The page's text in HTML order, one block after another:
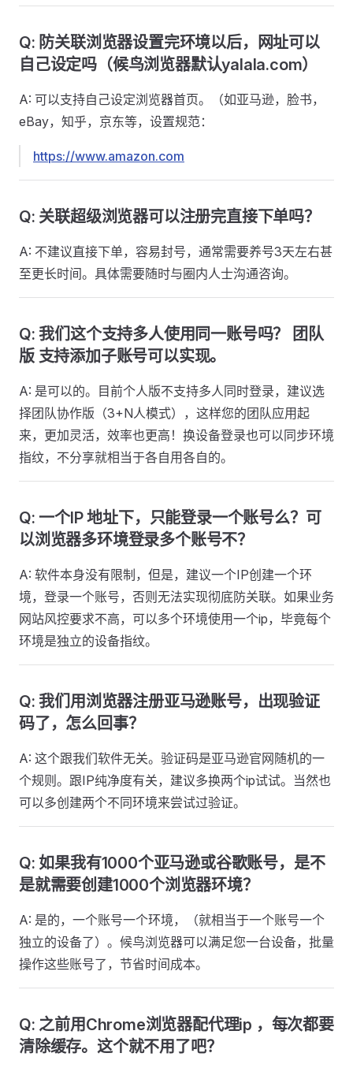
Q: 防关联浏览器设置完环境以后，网址可以
自己设定吗（候鸟浏览器默认yalala.com）
A: 可以支持自己设定浏览器首页。（如亚马逊，脸书，
eBay，知乎，京东等，设置规范：
https://www.amazon.com
Q: 关联超级浏览器可以注册完直接下单吗？
A: 不建议直接下单，容易封号，通常需要养号3天左右甚
至更长时间。具体需要随时与圈内人士沟通咨询。
Q: 我们这个支持多人使用同一账号吗？ 团队
版 支持添加子账号可以实现。
A: 是可以的。目前个人版不支持多人同时登录，建议选
择团队协作版（3+N人模式），这样您的团队应用起
来，更加灵活，效率也更高！换设备登录也可以同步环境
指纹，不分享就相当于各自用各自的。
Q: 一个IP 地址下，只能登录一个账号么？可
以浏览器多环境登录多个账号不？
A: 软件本身没有限制，但是，建议一个IP创建一个环
境，登录一个账号，否则无法实现彻底防关联。如果业务
网站风控要求不高，可以多个环境使用一个ip，毕竟每个
环境是独立的设备指纹。
Q: 我们用浏览器注册亚马逊账号，出现验证
码了，怎么回事？
A: 这个跟我们软件无关。验证码是亚马逊官网随机的一
个规则。跟IP纯净度有关，建议多换两个ip试试。当然也
可以多创建两个不同环境来尝试过验证。
Q: 如果我有1000个亚马逊或谷歌账号，是不
是就需要创建1000个浏览器环境？
A: 是的，一个账号一个环境，（就相当于一个账号一个
独立的设备了）。候鸟浏览器可以满足您一台设备，批量
操作这些账号了，节省时间成本。
Q: 之前用Chrome浏览器配代理ip ，每次都要
清除缓存。这个就不用了吧？